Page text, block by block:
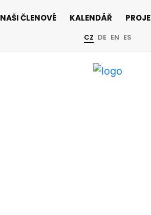
NAŠI ČLENOVÉ KALENDÁŘ
CZ DE EN ES